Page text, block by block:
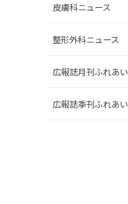
皮膚科ニュース
整形外科ニュース
広報誌月刊ふれあい
広報誌季刊ふれあい